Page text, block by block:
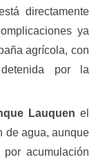
directamente
ya
agrícola, con
por la
Lauquen el
de agua, aunque
acumulación